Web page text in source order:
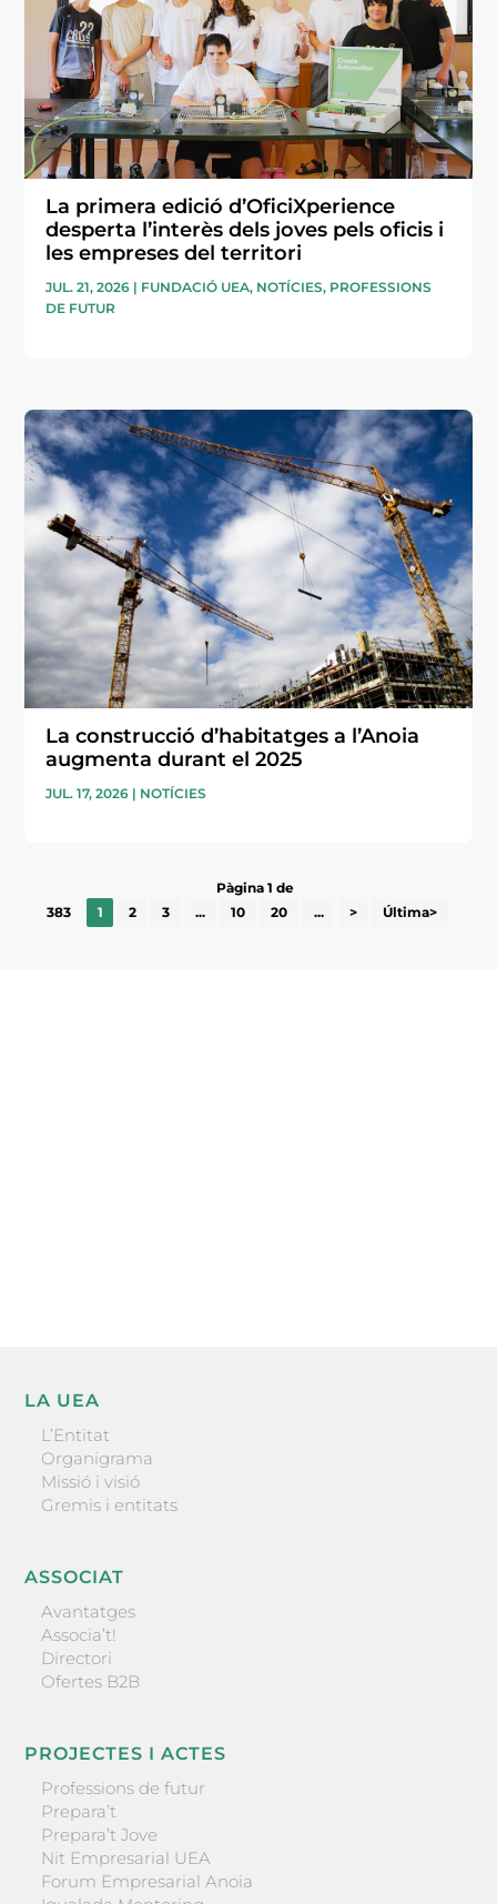
La primera edició d’OficiXperience
desperta l’interès dels joves pels oficis i
les empreses del territori
JUL. 21, 2026 | FUNDACIÓ UEA, NOTÍCIES, PROFESSIONS
DE FUTUR
La construcció d’habitatges a l’Anoia
augmenta durant el 2025
JUL. 17, 2026 | NOTÍCIES
Pàgina 1 de
383
1 2 3 ... 10 20 ... > Última>
LA UEA
L’Entitat
Organigrama
Missió i visió
Gremis i entitats
ASSOCIAT
Avantatges
Associa’t!
Directori
Ofertes B2B
PROJECTES I ACTES
Professions de futur
Prepara’t
Prepara’t Jove
Nit Empresarial UEA
Forum Empresarial Anoia